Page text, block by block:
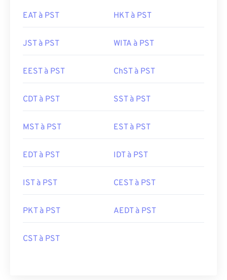
EAT à PST HKT à PST
JST à PST WITA à PST
EEST à PST ChST à PST
CDT à PST SST à PST
MST à PST EST à PST
EDT à PST IDT à PST
IST à PST CEST à PST
PKT à PST AEDT à PST
CST à PST